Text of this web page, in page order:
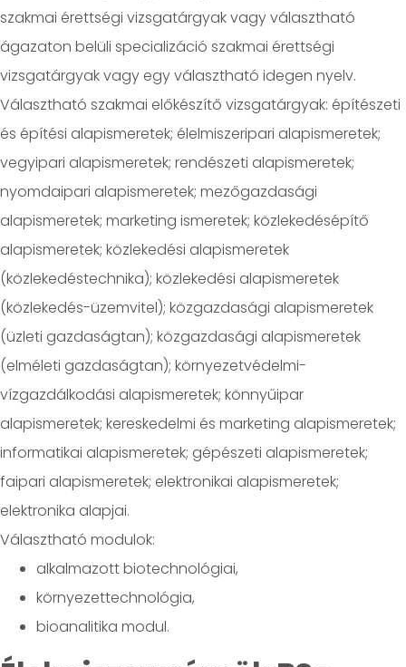
szakmai érettségi vizsgatárgyak vagy választható
ágazaton belüli specializáció szakmai érettségi
vizsgatárgyak vagy egy választható idegen nyelv.
Választható szakmai előkészítő vizsgatárgyak: építészeti
és építési alapismeretek; élelmiszeripari alapismeretek;
vegyipari alapismeretek; rendészeti alapismeretek;
nyomdaipari alapismeretek; mezőgazdasági
alapismeretek; marketing ismeretek; közlekedésépítő
alapismeretek; közlekedési alapismeretek
(közlekedéstechnika); közlekedési alapismeretek
(közlekedés-üzemvitel); közgazdasági alapismeretek
(üzleti gazdaságtan); közgazdasági alapismeretek
(elméleti gazdaságtan); környezetvédelmi-
vízgazdálkodási alapismeretek; könnyűipar
alapismeretek; kereskedelmi és marketing alapismeretek;
informatikai alapismeretek; gépészeti alapismeretek;
faipari alapismeretek; elektronikai alapismeretek;
elektronika alapjai.
Választható modulok:
alkalmazott biotechnológiai,
környezettechnológia,
bioanalitika modul.